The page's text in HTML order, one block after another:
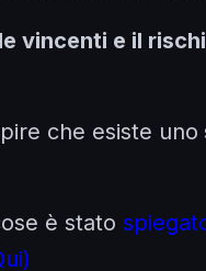
vincenti e il
che esiste uno
è stato